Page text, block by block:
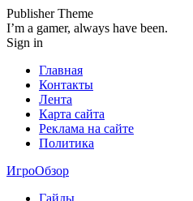
Publisher Theme
I’m a gamer, always have been.
Sign in
Главная
Контакты
Лента
Карта сайта
Реклама на сайте
Политика
ИгроОбзор
Гайды